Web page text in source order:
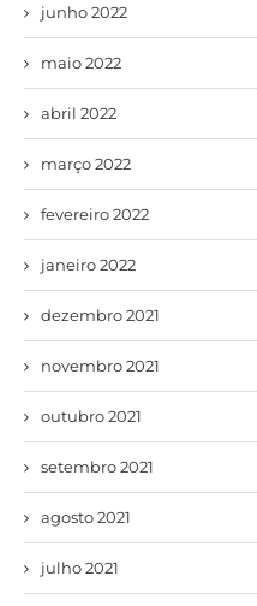
junho 2022
maio 2022
abril 2022
março 2022
fevereiro 2022
janeiro 2022
dezembro 2021
novembro 2021
outubro 2021
setembro 2021
agosto 2021
julho 2021